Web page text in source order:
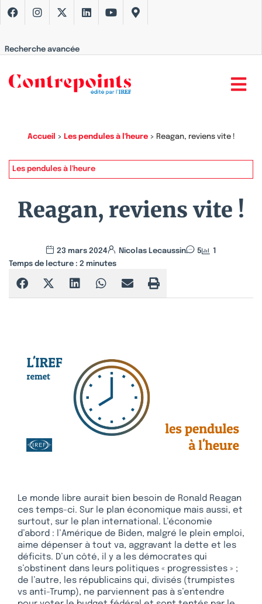
Recherche avancée
Accueil > Les pendules à l'heure> Reagan, reviens vite !
Les pendules à l'heure
Reagan, reviens vite !
23 mars 2024 Nicolas Lecaussin 5
1
Temps de lecture : 2 minutes
Le monde libre aurait bien besoin de Ronald Reagan
ces temps-ci. Sur le plan économique mais aussi, et
surtout, sur le plan international. L’économie
d’abord : l’Amérique de Biden, malgré le plein emploi,
aime dépenser à tout va, aggravant la dette et les
déficits. D’un côté, il y a les démocrates qui
s’obstinent dans leurs politiques « progressistes » ;
de l’autre, les républicains qui, divisés (trumpistes
vs anti-Trump), ne parviennent pas à s’entendre